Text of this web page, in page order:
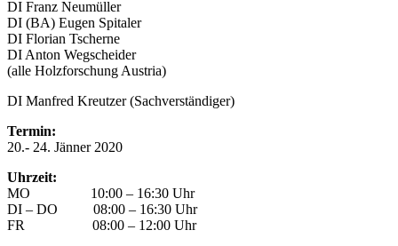
DI Franz Neumüller
DI (BA) Eugen Spitaler
DI Florian Tscherne
DI Anton Wegscheider
(alle Holzforschung Austria)
DI Manfred Kreutzer (Sachverständiger)
Termin:
20.- 24. Jänner 2020
Uhrzeit:
MO 10:00 – 16:30 Uhr
DI – DO 08:00 – 16:30 Uhr
FR 08:00 – 12:00 Uhr